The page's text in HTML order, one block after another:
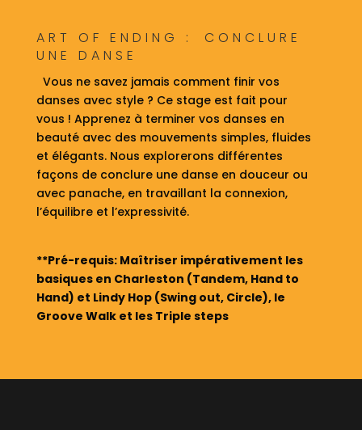
ART OF ENDING : CONCLURE
UNE DANSE
Vous ne savez jamais comment finir vos
danses avec style ? Ce stage est fait pour
vous ! Apprenez à terminer vos danses en
beauté avec des mouvements simples, fluides
et élégants. Nous explorerons différentes
façons de conclure une danse en douceur ou
avec panache, en travaillant la connexion,
l’équilibre et l’expressivité.
**Pré-requis: Maîtriser impérativement les
basiques en Charleston (Tandem, Hand to
Hand) et Lindy Hop (Swing out, Circle), le
Groove Walk et les Triple steps